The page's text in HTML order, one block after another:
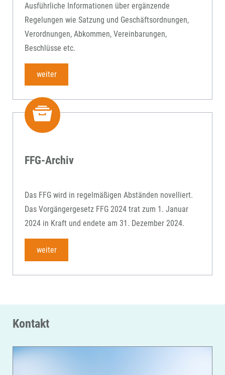
Ausführliche Informationen über ergänzende
Regelungen wie Satzung und Geschäftsordnungen,
Verordnungen, Abkommen, Vereinbarungen,
Beschlüsse etc.
weiter
FFG-Archiv
Das FFG wird in regelmäßigen Abständen novelliert.
Das Vorgängergesetz FFG 2024 trat zum 1. Januar
2024 in Kraft und endete am 31. Dezember 2024.
weiter
Kontakt